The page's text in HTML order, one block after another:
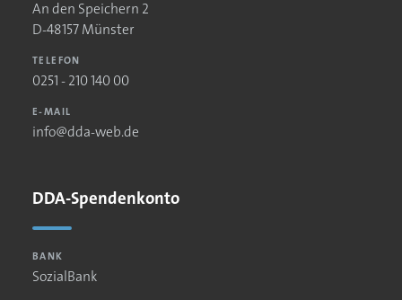
An den Speichern 2
D-48157 Münster
TELEFON
0251 - 210 140 00
E-MAIL
info@dda-web.de
DDA-Spendenkonto
BANK
SozialBank